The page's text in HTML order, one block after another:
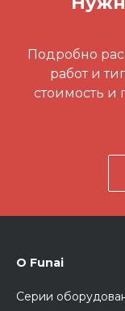
Подробно
работ и
стоимость и
О Funai
Серии